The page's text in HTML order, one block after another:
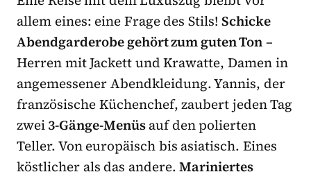
allem eines: eine Frage des Stils! Schicke
Abendgarderobe gehört zum guten Ton–
Herren mit Jackett und Krawatte, Damen in
angemessener Abendkleidung. Yannis, der
französische Küchenchef, zaubert jeden Tag
zwei3-Gänge-Menüsauf den polierten
Teller. Von europäisch bis asiatisch. Eines
köstlicher als das andere.Mariniertes